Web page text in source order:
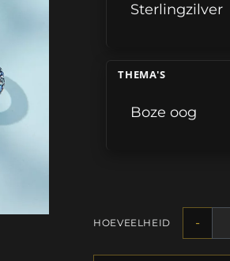
Sterlingzilver
THEMA'S
Boze oog
HOEVEELHEID -